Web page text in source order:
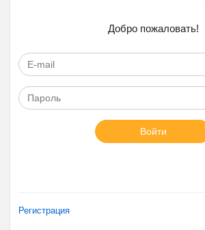
Добро пожаловать!
Войти
Регистрация